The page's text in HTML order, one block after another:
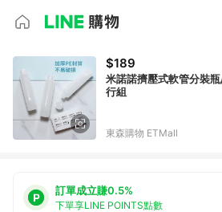
$189
米諾諾擠壓式軟管分裝
行組
東森購物 ETMall
訂單成立賺0.5%
下單享LINE POINTS點數